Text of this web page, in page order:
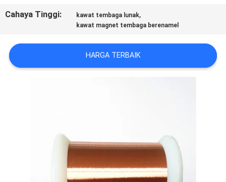
REQUEST
SUATU
SITEMAP
Cahaya Tinggi: kawat tembaga lunak,
kawat magnet tembaga berenamel
HARGA TERBAIK